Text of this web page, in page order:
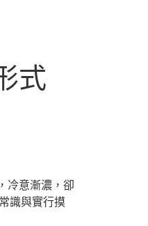
式
冷意漸濃，卻
識與實行摸